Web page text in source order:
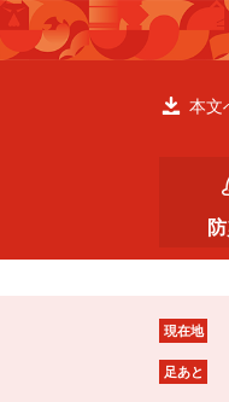
ペ
ー
メ
ニ
本文
現在地
足あと